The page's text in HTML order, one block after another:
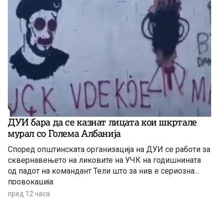
ДУИ бара да се казнат лицата кои шкртале
мурал со Голема Албанија
Според општинската организација на ДУИ се работи за
сквернавењето на ликовите на УЧК на годишнината
од падот на командант Тели што за нив е сериозна
провокација
пред 12 часа